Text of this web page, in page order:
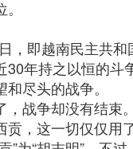
，即越南民主共
30年持之以恒的
尽头的战争。
，战争却没有结束
贡，这一切仅仅用